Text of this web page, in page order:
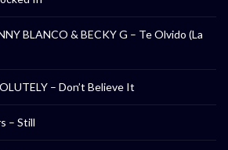
BLANCO & BECKY G – Te Olvido (La
– Don’t Believe It
– Still